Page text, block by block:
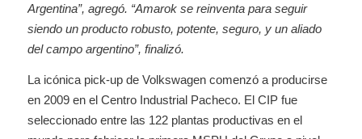
Argentina”, agregó. “Amarok se reinventa para seguir
siendo un producto robusto, potente, seguro, y un aliado
del campo argentino”, finalizó.
La icónica pick-up de Volkswagen comenzó a producirse
en 2009 en el Centro Industrial Pacheco. El CIP fue
seleccionado entre las 122 plantas productivas en el